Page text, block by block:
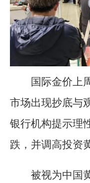
国际金价上
市场出现抄底与
银行机构提示理
跌，并调高投资
被视为中国